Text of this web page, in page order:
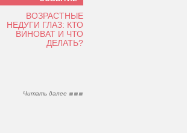
ВОЗРАСТНЫЕ
НЕДУГИ ГЛАЗ: КТО
ВИНОВАТ И ЧТО
ДЕЛАТЬ?
Читать далее